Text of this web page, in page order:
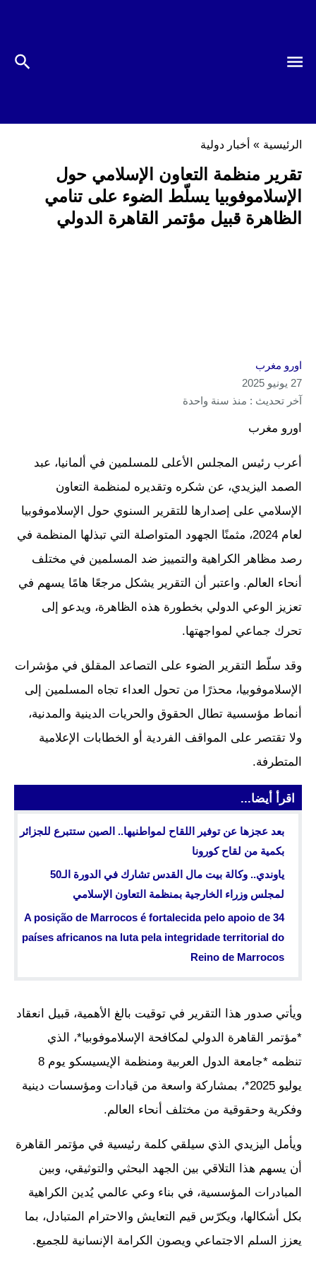
الرئيسية » أخبار دولية
تقرير منظمة التعاون الإسلامي حول
الإسلاموفوبيا يسلّط الضوء على تنامي
الظاهرة قبيل مؤتمر القاهرة الدولي
اورو مغرب
27 يونيو 2025
آخر تحديث : منذ سنة واحدة
اورو مغرب
أعرب رئيس المجلس الأعلى للمسلمين في ألمانيا، عبد
الصمد اليزيدي، عن شكره وتقديره لمنظمة التعاون
الإسلامي على إصدارها للتقرير السنوي حول الإسلاموفوبيا
لعام 2024، مثمنًا الجهود المتواصلة التي تبذلها المنظمة في
رصد مظاهر الكراهية والتمييز ضد المسلمين في مختلف
أنحاء العالم. واعتبر أن التقرير يشكل مرجعًا هامًا يسهم في
تعزيز الوعي الدولي بخطورة هذه الظاهرة، ويدعو إلى
تحرك جماعي لمواجهتها.
وقد سلّط التقرير الضوء على التصاعد المقلق في مؤشرات
الإسلاموفوبيا، محذرًا من تحول العداء تجاه المسلمين إلى
أنماط مؤسسية تطال الحقوق والحريات الدينية والمدنية،
ولا تقتصر على المواقف الفردية أو الخطابات الإعلامية
المتطرفة.
اقرأ أيضا...
بعد عجزها عن توفير اللقاح لمواطنيها.. الصين ستتبرع للجزائر
بكمية من لقاح كورونا
ياوندي.. وكالة بيت مال القدس تشارك في الدورة الـ50
لمجلس وزراء الخارجية بمنظمة التعاون الإسلامي
A posição de Marrocos é fortalecida pelo apoio de 34
países africanos na luta pela integridade territorial do
Reino de Marrocos
ويأتي صدور هذا التقرير في توقيت بالغ الأهمية، قبيل انعقاد
*مؤتمر القاهرة الدولي لمكافحة الإسلاموفوبيا*، الذي
تنظمه *جامعة الدول العربية ومنظمة الإيسيسكو يوم 8
يوليو 2025*، بمشاركة واسعة من قيادات ومؤسسات دينية
وفكرية وحقوقية من مختلف أنحاء العالم.
ويأمل اليزيدي الذي سيلقي كلمة رئيسية في مؤتمر القاهرة
أن يسهم هذا التلاقي بين الجهد البحثي والتوثيقي، وبين
المبادرات المؤسسية، في بناء وعي عالمي يُدين الكراهية
بكل أشكالها، ويكرّس قيم التعايش والاحترام المتبادل، بما
يعزز السلم الاجتماعي ويصون الكرامة الإنسانية للجميع.